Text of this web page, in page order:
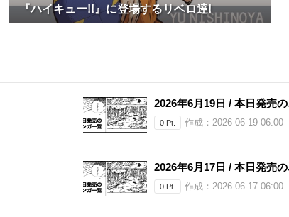
『ハイキュー!!』に登場するリベロ達!
2026年6月19日 / 本日発売
0 Pt. 作成：2026-06-19 06:00
2026年6月17日 / 本日発売
0 Pt. 作成：2026-06-17 06:00